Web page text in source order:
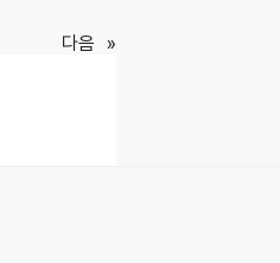
다음 »